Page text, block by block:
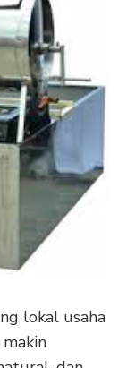
lokal usaha